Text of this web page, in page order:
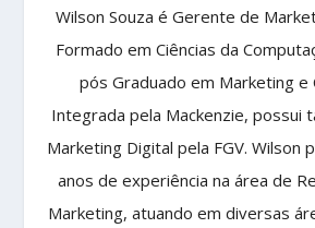
Wilson Souza é Gerente de
Formado em Ciências da
pós Graduado em Marketing e
Integrada pela Mackenzie, possui
Marketing Digital pela FGV. Wilson
anos de experiência na área de
Marketing, atuando em diversas